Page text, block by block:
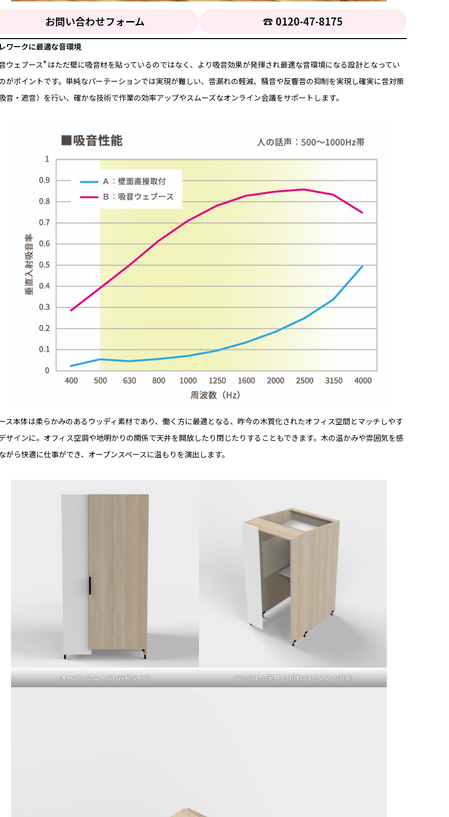
お問い合わせフォーム ☎︎ 0120-47-8175
ワークに最適な音環境
ウェブース® はただ壁に吸音材を貼っているのではなく、より吸音効果が発揮され最適な音環境になる設計となってい
がポイントです。単純なパーテーションでは実現が難しい、音漏れの軽減、騒音や反響音の抑制を実現し確実に音対策
吸音・遮音）を行い、確かな技術で作業の効率アップやスムーズなオンライン会議をサポートします。
ス本体は柔らかみのあるウッディ素材であり、働く方に最適となる、昨今の木質化されたオフィス空間とマッチしやす
ザインに。オフィス空調や地明かりの関係で天井を開放したり閉じたりすることもできます。木の温かみや雰囲気を感
がら快適に仕事ができ、オープンスペースに温もりを演出します。
オープンクローズも容易なドア 高さのある天井を開放にすることも可能